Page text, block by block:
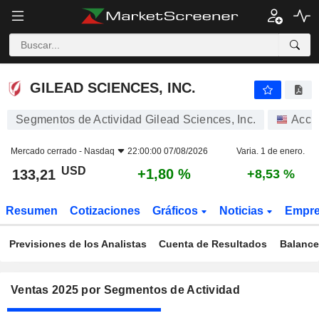
GILEAD SCIENCES, INC.
GILEAD SCIENCES, INC.
Segmentos de Actividad Gilead Sciences, Inc.
Mercado cerrado - Nasdaq 22:00:00 07/08/2026 Varia. 1 de enero.
133,21 USD +1,80 % +8,53 %
Resumen Cotizaciones Gráficos Noticias
Previsiones de los Analistas Cuenta de Resultados Balance
Ventas 2025 por Segmentos de Actividad